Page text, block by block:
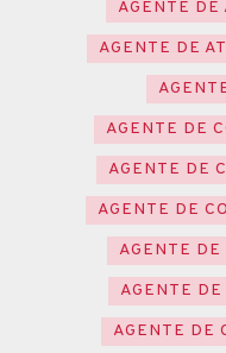
AGENTE DE
AGENTE DE
AGENTE DE
AGENTE DE
AGENTE DE
AGENTE
AGENTE
AGENTE DE